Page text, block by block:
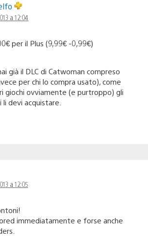
a 12:04
per il Plus (9,99€ -0,99€)
già il DLC di Catwoman compreso
per chi lo compra usato), come
giochi ovviamente (e purtroppo) gli
li devi acquistare.
a 12:05
immediatamente e forse anche